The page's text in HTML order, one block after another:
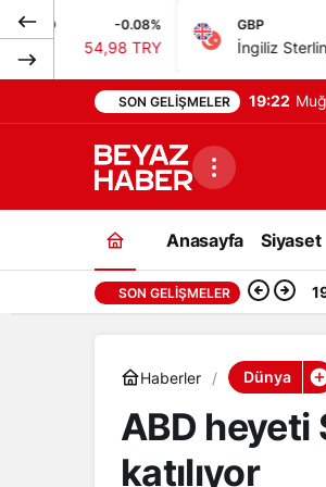
-0.08% GBP
İngiliz Sterlini 64,23 TRY
SON GELIŞMELER 19:07
Anasayfa Siyaset
SON GELIŞMELER
Haberler Dünya
ABD heyeti
katılıyor